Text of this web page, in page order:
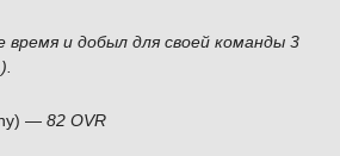
и добыл для своей команды 3
— 82 OVR